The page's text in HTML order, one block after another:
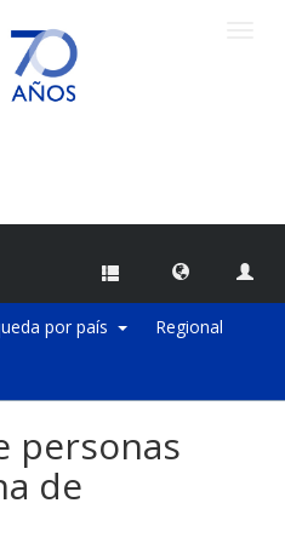
por país Regional
personas
de